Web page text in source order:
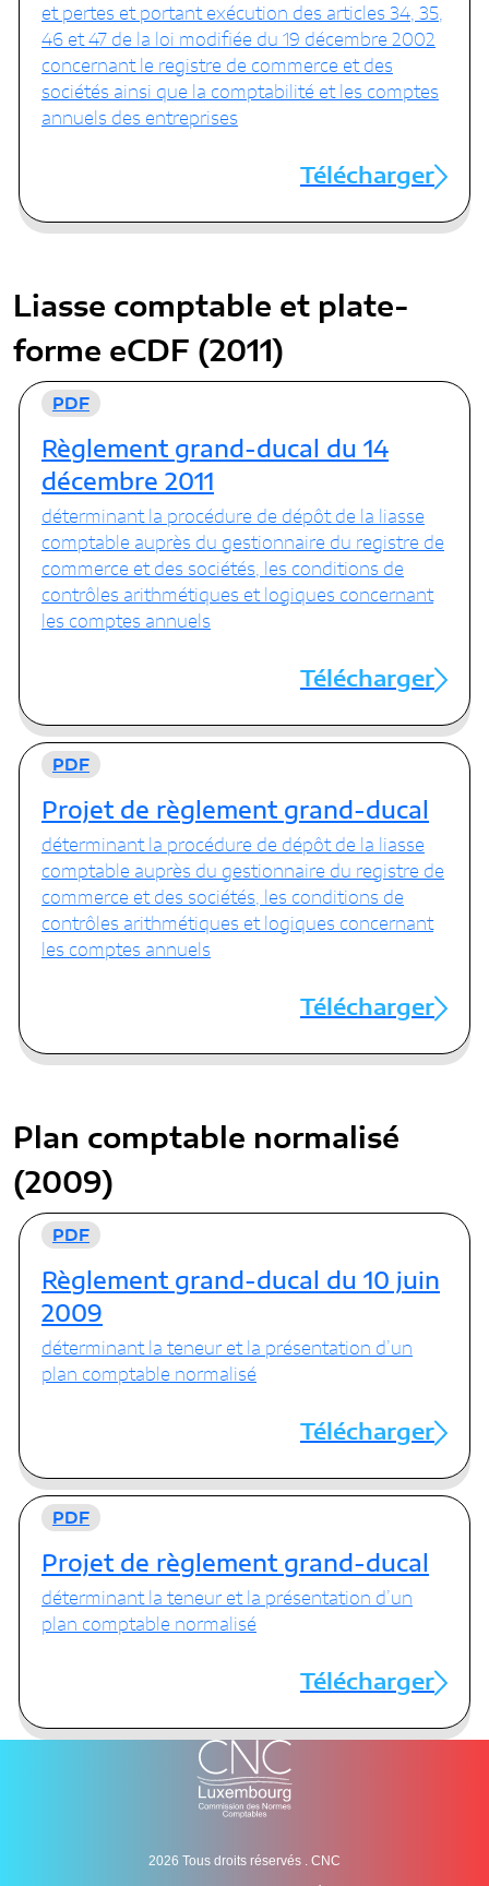
et pertes et portant exécution des articles 34, 35,
46 et 47 de la loi modifiée du 19 décembre 2002
concernant le registre de commerce et des
sociétés ainsi que la comptabilité et les comptes
annuels des entreprises
Télécharger
Liasse comptable et plate-
forme eCDF (2011)
PDF
Règlement grand-ducal du 14
décembre 2011
déterminant la procédure de dépôt de la liasse
comptable auprès du gestionnaire du registre de
commerce et des sociétés, les conditions de
contrôles arithmétiques et logiques concernant
les comptes annuels
Télécharger
PDF
Projet de règlement grand-ducal
déterminant la procédure de dépôt de la liasse
comptable auprès du gestionnaire du registre de
commerce et des sociétés, les conditions de
contrôles arithmétiques et logiques concernant
les comptes annuels
Télécharger
Plan comptable normalisé
(2009)
PDF
Règlement grand-ducal du 10 juin
2009
déterminant la teneur et la présentation d’un
plan comptable normalisé
Télécharger
PDF
Projet de règlement grand-ducal
déterminant la teneur et la présentation d’un
plan comptable normalisé
Télécharger
2026 Tous droits réservés . CNC